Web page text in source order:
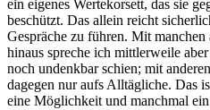
ein eigenes Wertekorsett, das sie
beschützt. Das allein reicht
Gespräche zu führen. Mit
hinaus spreche ich mittlerweile
noch undenkbar schien; mit
dagegen nur aufs Alltägliche. Das
eine Möglichkeit und manchmal